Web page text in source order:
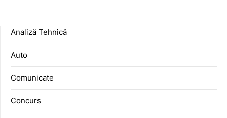
Analiză Tehnică
Auto
Comunicate
Concurs